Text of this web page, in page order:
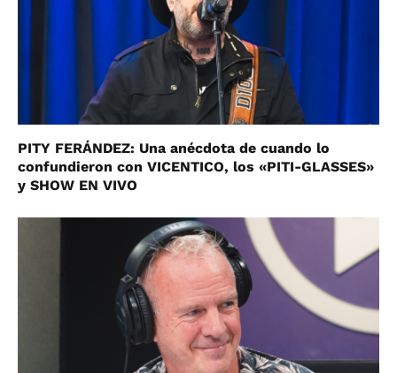
PITY FERÁNDEZ: Una anécdota de cuando lo
confundieron con VICENTICO, los «PITI-GLASSES»
y SHOW EN VIVO